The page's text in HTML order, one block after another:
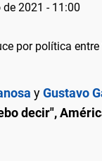
2021 - 11:00
yGustavo
decir",